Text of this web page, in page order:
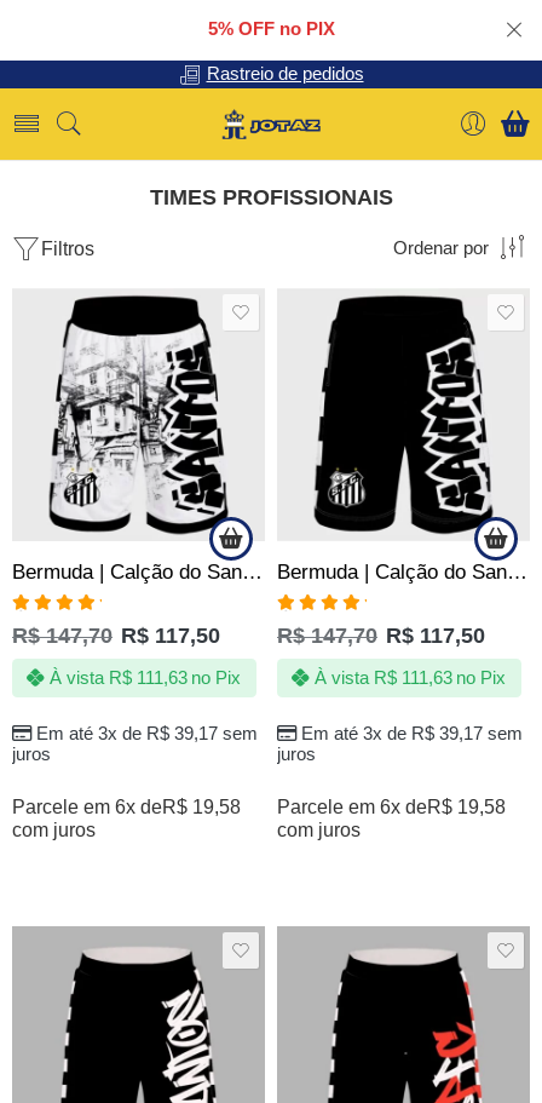
5% OFF no PIX
Rastreio de pedidos
TIMES PROFISSIONAIS
Filtros Ordenar por
Bermuda | Calção do Santos Quebrada – Jotaz – Produto Oficial – Masculino
Avaliação
5.00de 5
R$147,70 R$ 117,50
Em até 3x de R$39,17sem
juros
À vista R$111,63 no Pix
Parcele em 6x deR$ 19,58
com juros
Bermuda | Calção do Santos Grafite – Jotaz – Produto Oficial – Masculino
Avaliação
5.00de 5
R$147,70 R$ 117,50
Em até 3x de R$39,17sem
juros
À vista R$111,63 no Pix
Parcele em 6x deR$ 19,58
com juros